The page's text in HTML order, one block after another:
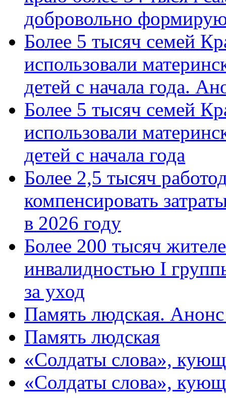
добровольно
Более 5 тысяч семей
использовали
детей с начала года.
Более 5 тысяч семей
использовали
детей с начала года
Более 2,5 тысяч
компенсировать
в 2026 году
Более 200 тысяч
инвалидностью I
за уход
Память людская.
Память людская
«Солдаты слова»,
«Солдаты слова»,